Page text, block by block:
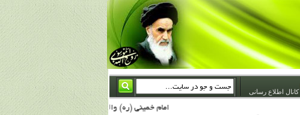
کانال اطلاع رسانی
امام خمینی (ره) والله اسلام تمامش سیاست است؛ ***** امام شهید: به گفتار امام و کردار امام اهتمام بورزید ***** امام خمینی(ره): ان شاء الله ما اندوه دلمان را در وقت مناسب با انتقام از امریکا و آل سعود برطرف خواهیم ساخت و داغ و حسرت حلاوت این جنایت بزرگ را بر دلشان خواهیم نهاد 1367/4/29 ***** امام خمینی(رحمة الله علیه) : حکومت آل سعود، این وهابیهای پست بیخبر از خدا بسان خنجرند که همیشه از پشت در قلب مسلمانان فرو رفته‌اند 1366/5/12***** امام خمینی (ره) شهادت در راه خدا مسئله ای نیست که بشود